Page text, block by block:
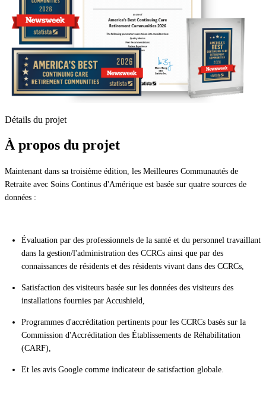
Détails du projet
À propos du projet
Maintenant dans sa troisième édition, les Meilleures Communautés de
Retraite avec Soins Continus d'Amérique est basée sur quatre sources de
données :
Évaluation par des professionnels de la santé et du personnel travaillant
dans la gestion/l'administration des CCRCs ainsi que par des
connaissances de résidents et des résidents vivant dans des CCRCs,
Satisfaction des visiteurs basée sur les données des visiteurs des
installations fournies par Accushield,
Programmes d'accréditation pertinents pour les CCRCs basés sur la
Commission d'Accréditation des Établissements de Réhabilitation
(CARF),
Et les avis Google comme indicateur de satisfaction globale.